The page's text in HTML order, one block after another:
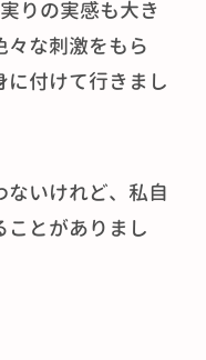
りの実感も大き
々な刺激をもら
付けて行きまし
いけれど、私自
とがありまし